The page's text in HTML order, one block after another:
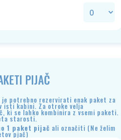
PIJAČ
je potrebno rezervirati enak paket za
isti kabini. Za otroke velja
ki se lahko kombinira z vsemi paketi.
starosti.
1 paket pijač ali označiti (Ne želim
pjač)